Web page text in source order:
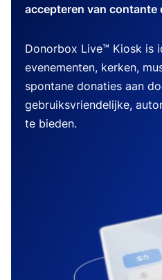
accepteren van contante
Donorbox Live™ Kiosk is
evenementen, kerken,
spontane donaties aan
gebruiksvriendelijke,
te bieden.